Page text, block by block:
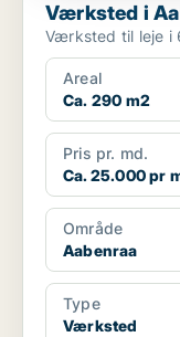
Værksted i
Værksted til leje i
Areal
Ca. 290 m2
Pris pr. md.
Ca. 25.000 pr
Område
Aabenraa
Type
Værksted